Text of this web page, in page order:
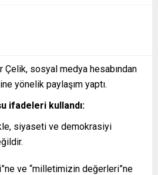
Çelik, sosyal medya hesabından
yönelik paylaşım yaptı.
ifadeleri kullandı:
siyaseti ve demokrasiyi
ve “milletimizin değerleri”ne